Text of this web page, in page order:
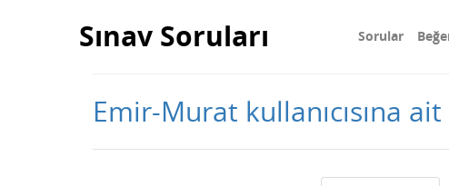
Sınav Soruları Sorular
Emir-Murat kullanıcısına